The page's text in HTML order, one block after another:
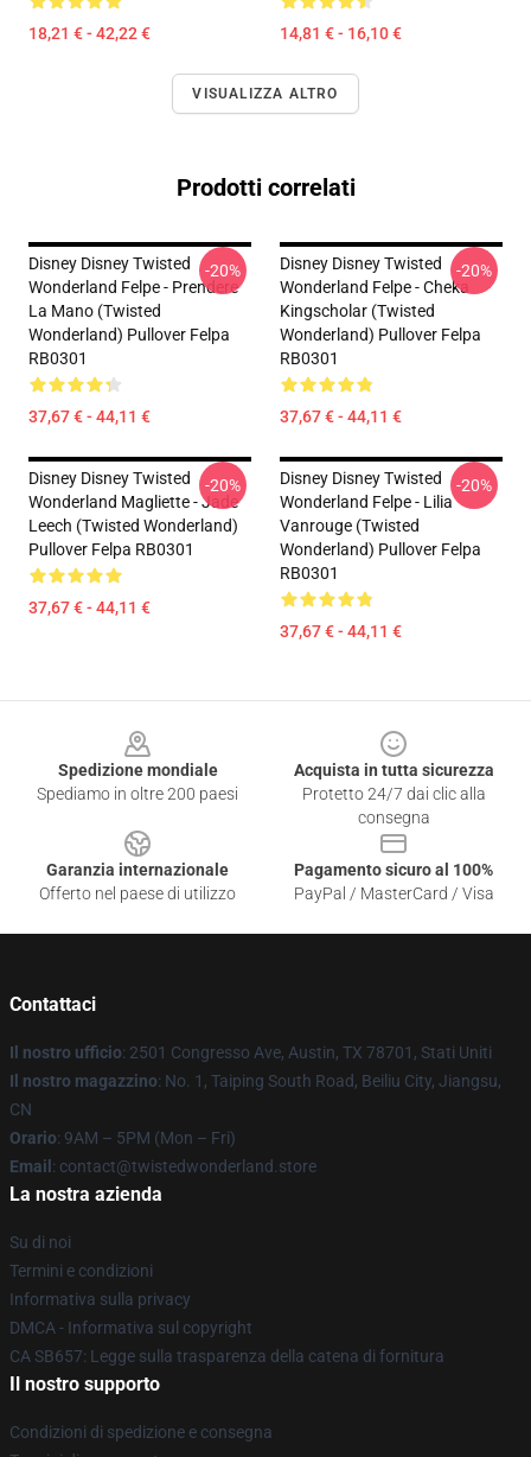
18,21 € - 42,22 € 14,81 € - 16,10 €
VISUALIZZA ALTRO
Prodotti correlati
Disney Disney Twisted
Wonderland Felpe - Prendere
La Mano (Twisted
Wonderland) Pullover Felpa
RB0301
37,67 € - 44,11 €
-20%
Disney Disney Twisted
Wonderland Felpe - Cheka
Kingscholar (Twisted
Wonderland) Pullover Felpa
RB0301
37,67 € - 44,11 €
-20%
Disney Disney Twisted
Wonderland Magliette - Jade
Leech (Twisted Wonderland)
Pullover Felpa RB0301
37,67 € - 44,11 €
-20%
Disney Disney Twisted
Wonderland Felpe - Lilia
Vanrouge (Twisted
Wonderland) Pullover Felpa
RB0301
37,67 € - 44,11 €
-20%
Spedizione mondiale
Spediamo in oltre 200 paesi
Acquista in tutta sicurezza
Protetto 24/7 dai clic alla
consegna
Garanzia internazionale
Offerto nel paese di utilizzo
Pagamento sicuro al 100%
PayPal / MasterCard / Visa
Contattaci
Il nostro ufficio: 2501 Congresso Ave, Austin, TX 78701, Stati Uniti
Il nostro magazzino: No. 1, Taiping South Road, Beiliu City, Jiangsu,
CN
Orario: 9AM – 5PM (Mon – Fri)
Email : contact@twistedwonderland.store
La nostra azienda
Su di noi
Termini e condizioni
Informativa sulla privacy
DMCA - Informativa sul copyright
CA SB657: Legge sulla trasparenza della catena di fornitura
Il nostro supporto
Condizioni di spedizione e consegna